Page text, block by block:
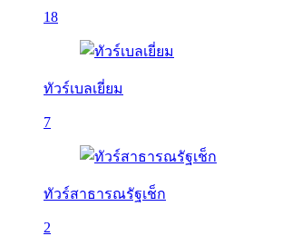
18
ทัวร์เบลเยี่ยม
7
ทัวร์สาธารณรัฐเช็ก
2